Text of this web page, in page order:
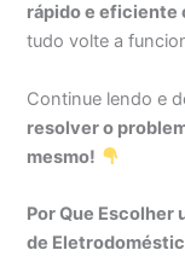
rápido e eficiente
tudo volte a
Continue lendo e
resolver o
mesmo!
Por Que Escolher
de